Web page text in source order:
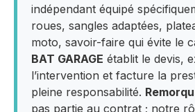
indépendant équipé
roues, sangles adaptées,
moto, savoir-faire qui évite le
BAT GARAGE établit le devis,
l’intervention et facture la
pleine responsabilité.
pas partie au contrat ; notre